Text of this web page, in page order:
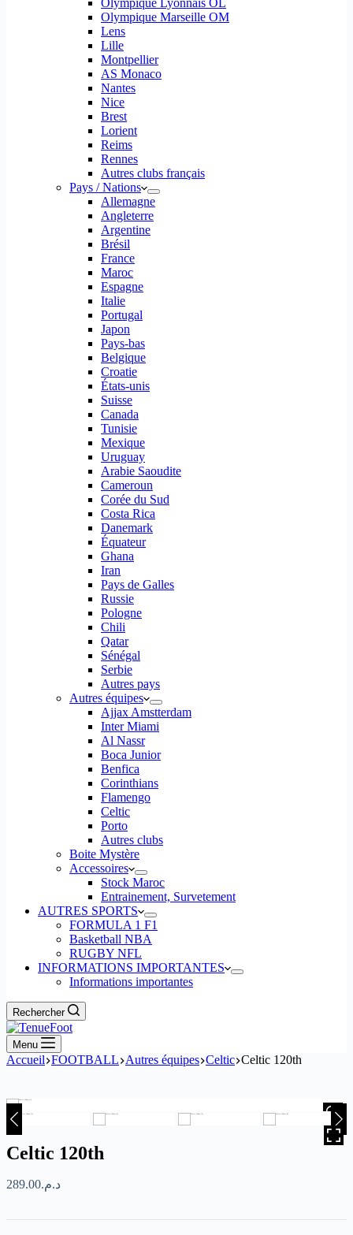
Olympique Lyonnais OL
Olympique Marseille OM
Lens
Lille
Montpellier
AS Monaco
Nantes
Nice
Brest
Lorient
Reims
Rennes
Autres clubs français
Pays / Nations
Allemagne
Angleterre
Argentine
Brésil
France
Maroc
Espagne
Italie
Portugal
Japon
Pays-bas
Belgique
Croatie
États-unis
Suisse
Canada
Tunisie
Mexique
Uruguay
Arabie Saoudite
Cameroun
Corée du Sud
Costa Rica
Danemark
Équateur
Ghana
Iran
Pays de Galles
Russie
Pologne
Chili
Qatar
Sénégal
Serbie
Autres pays
Autres équipes
Ajjax Amstterdam
Inter Miami
Al Nassr
Boca Junior
Benfica
Corinthians
Flamengo
Celtic
Porto
Autres clubs
Boite Mystère
Accessoires
Stock Maroc
Entrainement, Survetement
AUTRES SPORTS
FORMULA 1 F1
Basketball NBA
RUGBY NFL
INFORMATIONS IMPORTANTES
Informations importantes
Rechercher
Menu
Accueil FOOTBALL Autres équipes Celtic Celtic 120th
Celtic 120th
د.م.289.00